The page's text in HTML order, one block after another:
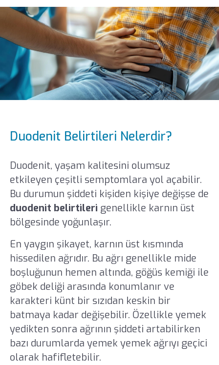
Duodenit Belirtileri Nelerdir?
Duodenit, yaşam kalitesini olumsuz
etkileyen çeşitli semptomlara yol açabilir.
Bu durumun şiddeti kişiden kişiye değişse de
duodenit belirtileri genellikle karnın üst
bölgesinde yoğunlaşır.
En yaygın şikayet, karnın üst kısmında
hissedilen ağrıdır. Bu ağrı genellikle mide
boşluğunun hemen altında, göğüs kemiği ile
göbek deliği arasında konumlanır ve
karakteri künt bir sızıdan keskin bir
batmaya kadar değişebilir. Özellikle yemek
yedikten sonra ağrının şiddeti artabilirken
bazı durumlarda yemek yemek ağrıyı geçici
olarak hafifletebilir.